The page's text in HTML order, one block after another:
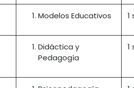
Modelos Educativos 1
Didáctica y
Pedagogía
1